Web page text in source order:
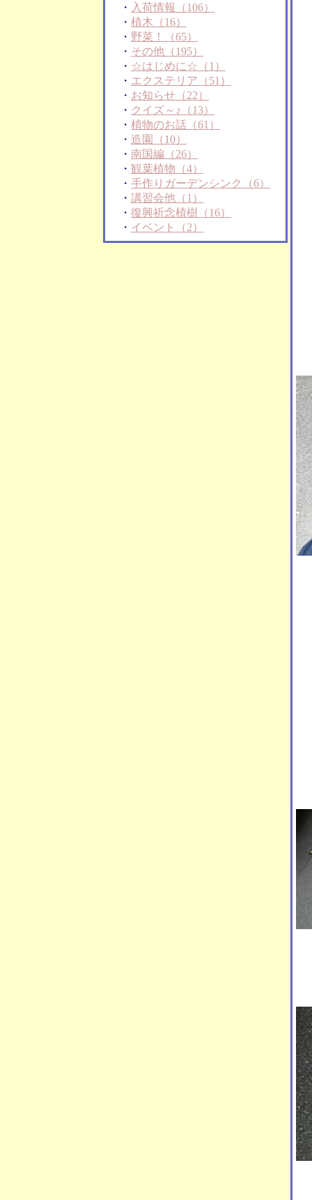
・ 入荷情報（106）
・ 植木（16）
・ 野菜！（65）
・ その他（195）
・ ☆はじめに☆（1）
・ エクステリア（51）
・ お知らせ（22）
・ クイズ～♪（13）
・ 植物のお話（61）
・ 造園（10）
・ 南国編（26）
・ 観葉植物（4）
・ 手作りガーデンシンク（6）
・ 講習会他（1）
・ 復興祈念植樹（16）
・ イベント（2）